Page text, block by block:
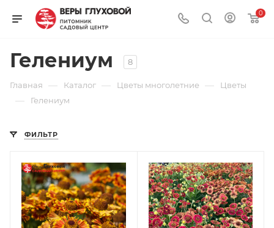
0
Гелениум 8
Главная — Каталог — Цветы многолетние — Цветы
— Гелениум
ФИЛЬТР